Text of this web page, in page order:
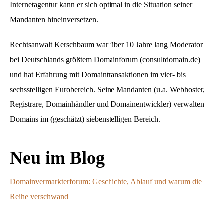
Internetagentur kann er sich optimal in die Situation seiner
Mandanten hineinversetzen.
Rechtsanwalt Kerschbaum war über 10 Jahre lang Moderator
bei Deutschlands größtem Domainforum (consultdomain.de)
und hat Erfahrung mit Domaintransaktionen im vier- bis
sechsstelligen Eurobereich. Seine Mandanten (u.a. Webhoster,
Registrare, Domainhändler und Domainentwickler) verwalten
Domains im (geschätzt) siebenstelligen Bereich.
Neu im Blog
Domainvermarkterforum: Geschichte, Ablauf und warum die
Reihe verschwand